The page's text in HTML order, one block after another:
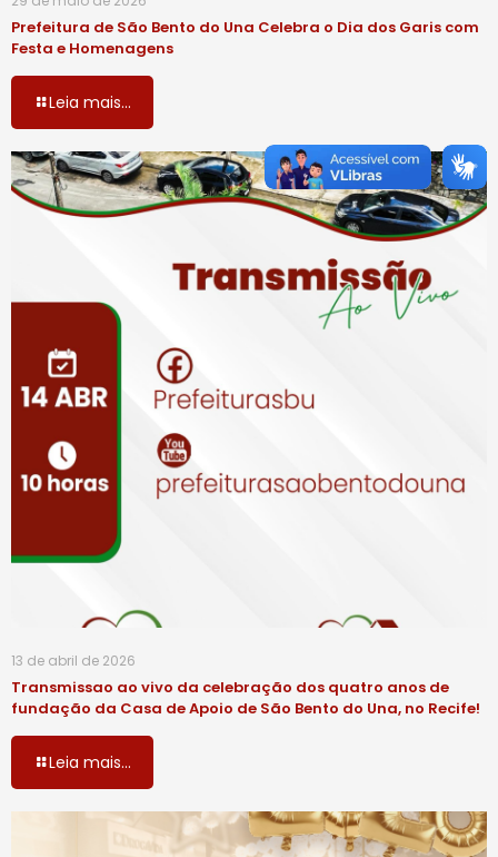
Prefeitura de São Bento do Una Celebra o Dia dos Garis com
Festa e Homenagens
Leia mais...
13 de abril de 2026
Transmissao ao vivo da celebração dos quatro anos de
fundação da Casa de Apoio de São Bento do Una, no Recife!
Leia mais...